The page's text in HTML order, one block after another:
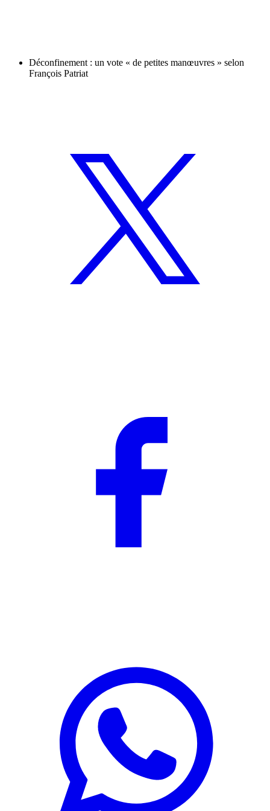
Déconfinement : un vote « de petites manœuvres » selon
François Patriat